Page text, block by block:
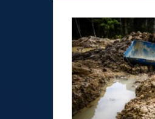
Sala
ordena
intervención
inmediata
y
permanente
en